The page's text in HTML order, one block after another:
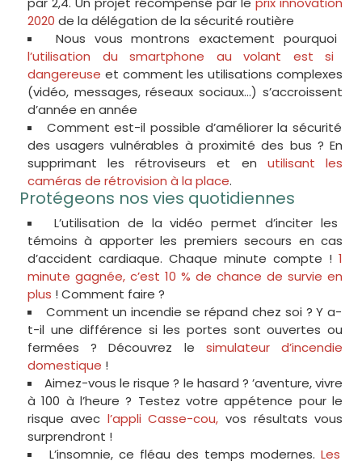
2020 de la délégation de la sécurité routière
Nous vous montrons exactement pourquoi
l’utilisation du smartphone au volant est si
dangereuse et comment les utilisations complexes
(vidéo, messages, réseaux sociaux…) s’accroissent
d’année en année
Comment est-il possible d’améliorer la sécurité
des usagers vulnérables à proximité des bus ? En
supprimant les rétroviseurs et en utilisant les
caméras de rétrovision à la place.
Protégeons nos vies quotidiennes
L’utilisation de la vidéo permet d’inciter les
témoins à apporter les premiers secours en cas
d’accident cardiaque. Chaque minute compte !1
minute gagnée, c’est 10 % de chance de survie en
plus ! Comment faire ?
Comment un incendie se répand chez soi ? Y a-
t-il une différence si les portes sont ouvertes ou
fermées ? Découvrez le simulateur d’incendie
domestique !
Aimez-vous le risque ? le hasard ? ’aventure, vivre
à 100 à l’heure ? Testez votre appétence pour le
risque avec l’appli Casse-cou, vos résultats vous
surprendront !
L’insomnie, ce fléau des temps modernes.Les